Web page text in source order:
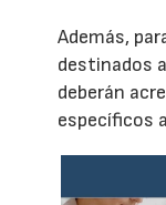
Además,
destinados
deberán
específicos